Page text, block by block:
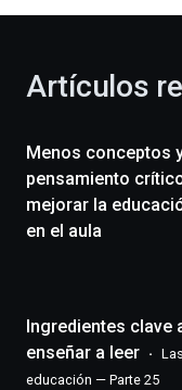
celebración
novena
edición
de
Zientzia
festival
que
llenará
Artículos
Menos conceptos
pensamiento
mejorar la
en el aula
Ingredientes clave
enseñar a leer
educación — Parte 25